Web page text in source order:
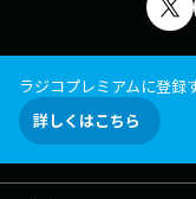
ラジコプレミアムに登録
詳しくはこちら